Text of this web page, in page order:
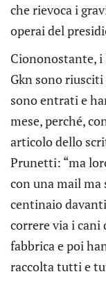
che rievoca i
operai del
Ciononostante,
Gkn sono
sono entrati e
mese, perché,
articolo dello
Prunetti: “ma
con una mail ma
centinaio
correre via i cani
fabbrica e poi
raccolta tutti e